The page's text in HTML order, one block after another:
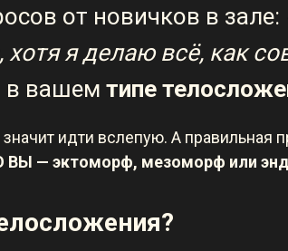
от новичков в зале:
хотя я делаю всё, как
в вашем типе
идти вслепую. А правильная
ВЫ — эктоморф, мезоморф или